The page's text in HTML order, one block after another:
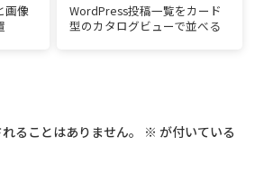
画像
WordPress投稿一覧をカード
型のカタログビューで並べる
ることはありません。 ※ が付いている